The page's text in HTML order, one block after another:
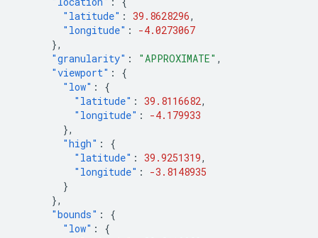
"latitude" : 39.8628296,
"longitude" :
-4.0273067
},
"granularity" : "APPROXIMATE" ,
"viewport" :
{
"low" :
{
"latitude" : 39.8116682,
"longitude" :
-4.179933
},
"high" :
{
"latitude" : 39.9251319,
"longitude" :
-3.8148935
}
},
"bounds" :
{
"low" :
{